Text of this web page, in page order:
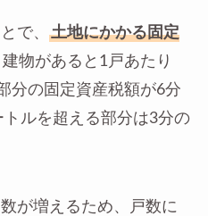
で、
土地にかかる固定
物があると1戸あたり
分の固定資産税額が6分
ルを超える部分は3分の
が増えるため、戸数に